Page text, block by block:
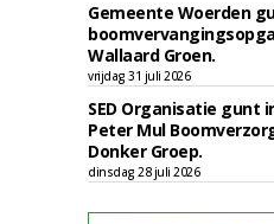
Gemeente Woerden
Wallaard Groen.
vrijdag 31 juli 2026
SED Organisatie gunt
Peter Mul
Donker Groep.
dinsdag 28 juli 2026